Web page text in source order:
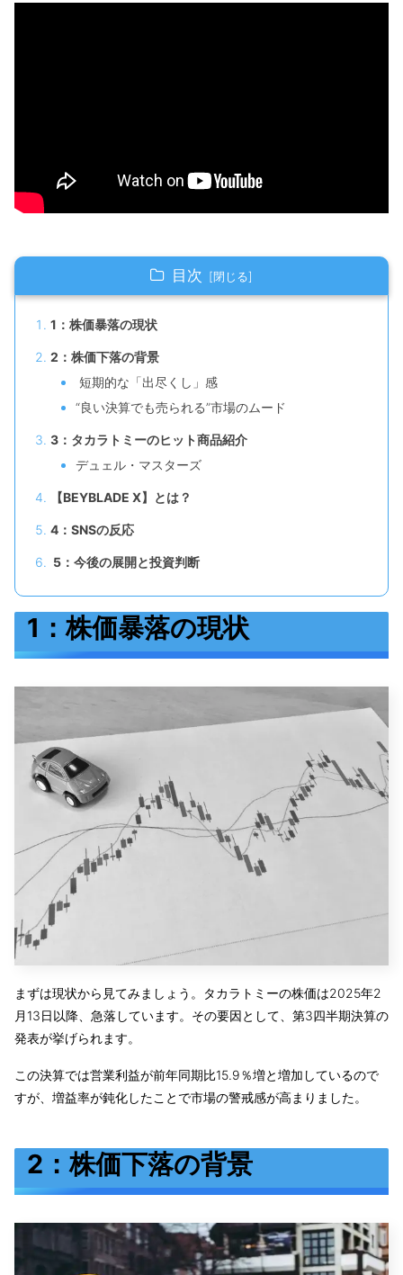
目次
1：株価暴落の現状
2：株価下落の背景
短期的な「出尽くし」感
“良い決算でも売られる”市場のムード
3：タカラトミーのヒット商品紹介
デュェル・マスターズ
【BEYBLADE X】とは？
4：SNSの反応
5：今後の展開と投資判断
1：株価暴落の現状
まずは現状から見てみましょう。タカラトミーの株価は2025年2
月13日以降、急落しています。その要因として、第3四半期決算の
発表が挙げられます。
この決算では営業利益が前年同期比15.9％増と増加しているので
すが、増益率が鈍化したことで市場の警戒感が高まりました。
2：株価下落の背景